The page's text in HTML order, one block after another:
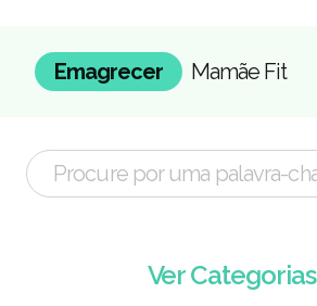
Emagrecer Mamãe Fit
Ver Categorias